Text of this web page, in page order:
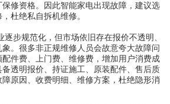
修资格。因此智能家电出现故障，建议选
杜绝私自拆机维修。
逐步规范化，但市场依旧存在报价不透明、
。很多非正规维修人员会故意夸大故障问
件费、上门费、维修费，增加用户消费成
透明报价、持证施工、原装配件、售后质
原因、收费明细、维修方案，杜绝隐形消